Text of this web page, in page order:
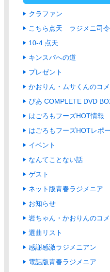
クラファン
こちら点天 ラジメニ司令
10-4 点天
キンスパへの道
プレゼント
かおりん・ムサくんのコ
ぴあ COMPLETE DVD
はごろもフーズHOT情報
はごろもフーズHOTレポ
イベント
なんてことない話
ゲスト
ネット版青春ラジメニア
お知らせ
岩ちゃん・かおりんのコ
選曲リスト
感謝感激ラジメニアン
電話版青春ラジメニア